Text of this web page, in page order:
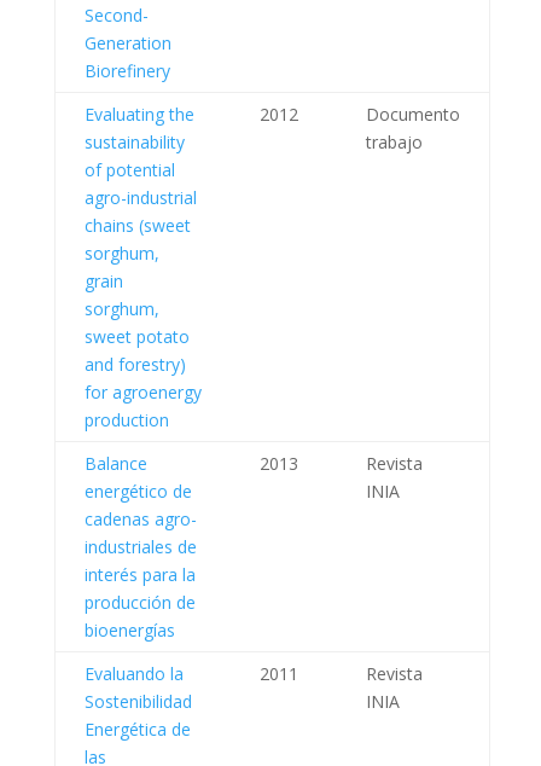
Second-
Generation
Biorefinery
Evaluating the
sustainability
of potential
agro-industrial
chains (sweet
sorghum,
grain
sorghum,
sweet potato
and forestry)
for agroenergy
production
2012
Documento
trabajo
Balance
energético de
cadenas agro-
industriales de
interés para la
producción de
bioenergías
2013
Revista
INIA
Evaluando la
Sostenibilidad
Energética de
las
2011
Revista
INIA